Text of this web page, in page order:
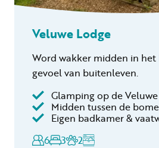
Veluwe Lodge
Word wakker midden in het
gevoel van buitenleven.
Glamping op de Veluwe
Midden tussen de
Eigen badkamer &
6
3 2
Inclusief